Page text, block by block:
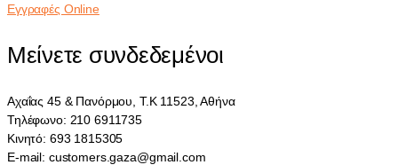
Εγγραφές Online
Μείνετε συνδεδεμένοι
Αχαΐας 45 & Πανόρμου, Τ.Κ 11523, Αθήνα
Τηλέφωνο: 210 6911735
Κινητό: 693 1815305
E-mail: customers.gaza@gmail.com